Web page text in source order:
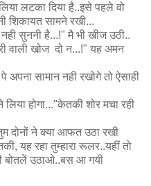
लटका दिया है..इसे पहले वो
शिकायत सामने रखी...
सुननी है...!" मै भी खीज उठी..
वाली खोज दो न...!" यह अमन
सामान नही रखोगे तो ऐसाही
होगा..."केतकी शोर मचा रही
दोनों ने क्या आफत उठा रखी
यह रहा तुम्हारा रूलर..यहीं तो
बोतलें उठाओ..बस आ गयी